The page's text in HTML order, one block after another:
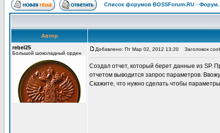
Список форумов BOSSForum.RU -
Автор
rebel25
Большой шоколадный орден
Добавлено: Пт Мар 02, 2012 13:20 Заголовок
Создал отчет, который берет данные из SP.
отчетом выводится запрос параметров.
Скажите, что нужно сделать чтобы